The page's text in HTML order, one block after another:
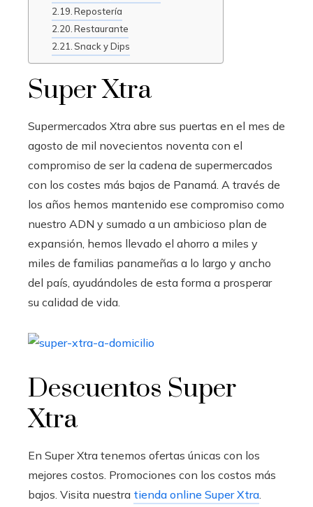
Repostería
Restaurante
Snack y Dips
Super Xtra
Supermercados Xtra abre sus puertas en el mes de
agosto de mil novecientos noventa con el
compromiso de ser la cadena de supermercados
con los costes más bajos de Panamá. A través de
los años hemos mantenido ese compromiso como
nuestro ADN y sumado a un ambicioso plan de
expansión, hemos llevado el ahorro a miles y
miles de familias panameñas a lo largo y ancho
del país, ayudándoles de esta forma a prosperar
su calidad de vida.
Descuentos Super
Xtra
En Super Xtra tenemos ofertas únicas con los
mejores costos. Promociones con los costos más
bajos. Visita nuestra tienda online Super Xtra.